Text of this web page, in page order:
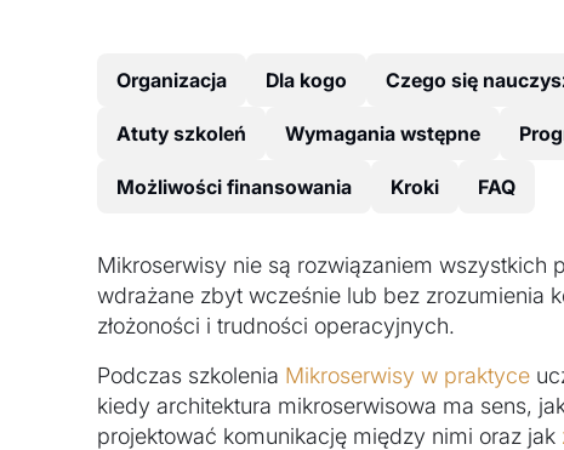
Organizacja Dla kogo Czego się
Atuty szkoleń Wymagania wstępne
Możliwości finansowania Kroki FAQ
Mikroserwisy nie są rozwiązaniem wszystkich
wdrażane zbyt wcześnie lub bez zrozumienia
złożoności i trudności operacyjnych.
Podczas szkolenia Mikroserwisy w praktyce
kiedy architektura mikroserwisowa ma sens,
projektować komunikację między nimi oraz jak